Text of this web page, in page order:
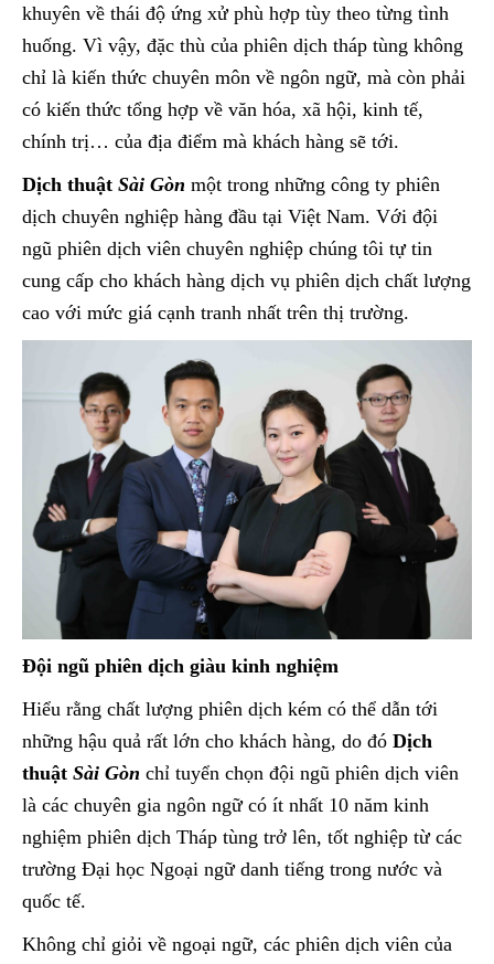
khuyên về thái độ ứng xử phù hợp tùy theo từng tình
huống. Vì vậy, đặc thù của phiên dịch tháp tùng không
chỉ là kiến thức chuyên môn về ngôn ngữ, mà còn phải
có kiến thức tổng hợp về văn hóa, xã hội, kinh tế,
chính trị… của địa điểm mà khách hàng sẽ tới.
Dịch thuật Sài Gòn một trong những công ty phiên
dịch chuyên nghiệp hàng đầu tại Việt Nam. Với đội
ngũ phiên dịch viên chuyên nghiệp chúng tôi tự tin
cung cấp cho khách hàng dịch vụ phiên dịch chất lượng
cao với mức giá cạnh tranh nhất trên thị trường.
Đội ngũ phiên dịch giàu kinh nghiệm
Hiểu rằng chất lượng phiên dịch kém có thể dẫn tới
những hậu quả rất lớn cho khách hàng, do đó Dịch
thuật Sài Gòn chỉ tuyển chọn đội ngũ phiên dịch viên
là các chuyên gia ngôn ngữ có ít nhất 10 năm kinh
nghiệm phiên dịch Tháp tùng trở lên, tốt nghiệp từ các
trường Đại học Ngoại ngữ danh tiếng trong nước và
quốc tế.
Không chỉ giỏi về ngoại ngữ, các phiên dịch viên của